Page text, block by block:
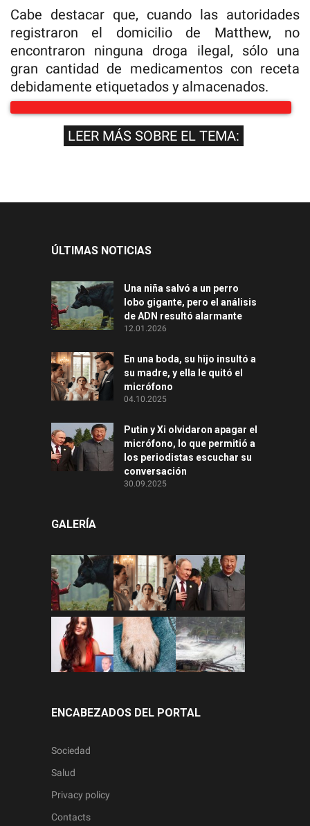
Cabe destacar que, cuando las autoridades
registraron el domicilio de Matthew, no
encontraron ninguna droga ilegal, sólo una
gran cantidad de medicamentos con receta
debidamente etiquetados y almacenados.
LEER MÁS SOBRE EL TEMA:
ÚLTIMAS NOTICIAS
Una niña salvó a un perro
lobo gigante, pero el análisis
de ADN resultó alarmante
12.01.2026
En una boda, su hijo insultó a
su madre, y ella le quitó el
micrófono
04.10.2025
Putin y Xi olvidaron apagar el
micrófono, lo que permitió a
los periodistas escuchar su
conversación
30.09.2025
GALERÍA
ENCABEZADOS DEL PORTAL
Sociedad
Salud
Privacy policy
Contacts